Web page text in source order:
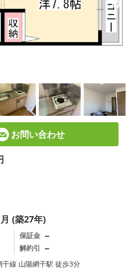
を探す
☆
お問い合わせ
(築27年)
保証金 －
解約引 －
干線 山陽網干駅 徒歩3分